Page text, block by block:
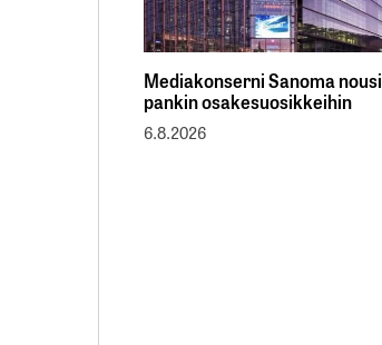
Mediakonserni Sanoma nousi
pankin osakesuosikkeihin
6.8.2026